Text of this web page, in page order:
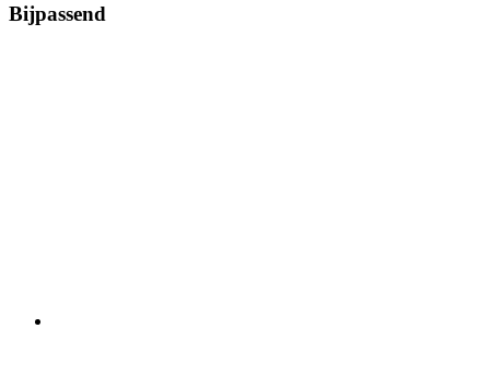
Bijpassend